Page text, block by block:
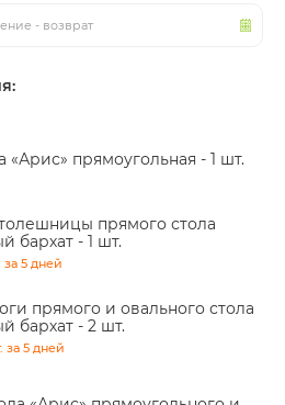
- возврат
«Арис» прямоугольная - 1 шт.
прямого стола
бархат - 1 шт.
за 5 дней
прямого и овального стола
бархат - 2 шт.
за 5 дней